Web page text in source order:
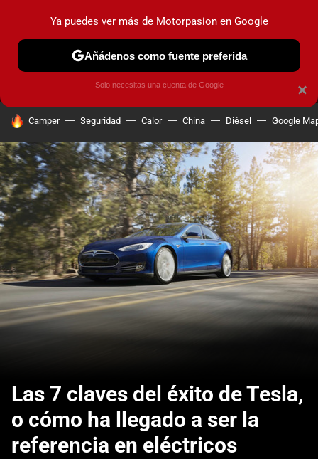
MENÚ NUEVO
COCHES ELÉCTRICOS OBSERVATORIO
HOY SE HABLA DE
Camper Seguridad Calor China Diésel Google
Las 7 claves del éxito de Tesla,
o cómo ha llegado a ser la
referencia en eléctricos
×
Ya puedes ver más de Motorpasion en Google
Añádenos como fuente preferida
Solo necesitas una cuenta de Google